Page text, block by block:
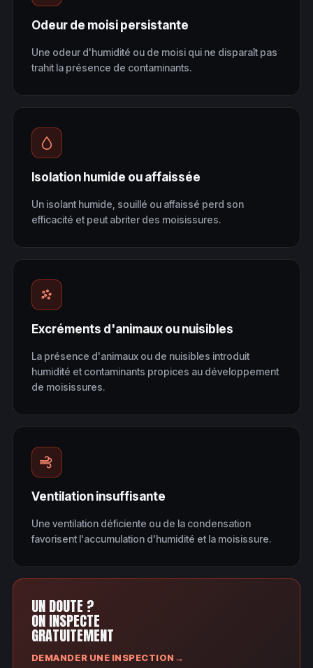
Odeur de moisi persistante
Une odeur d'humidité ou de moisi qui ne disparaît pas
trahit la présence de contaminants.
Isolation humide ou affaissée
Un isolant humide, souillé ou affaissé perd son
efficacité et peut abriter des moisissures.
Excréments d'animaux ou nuisibles
La présence d'animaux ou de nuisibles introduit
humidité et contaminants propices au développement
de moisissures.
Ventilation insuffisante
Une ventilation déficiente ou de la condensation
favorisent l'accumulation d'humidité et la moisissure.
UN DOUTE ?
ON INSPECTE
GRATUITEMENT
DEMANDER UNE INSPECTION →